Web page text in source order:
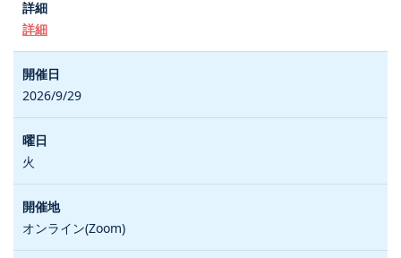
詳細
2026/9/29
火
オンライン(Zoom)